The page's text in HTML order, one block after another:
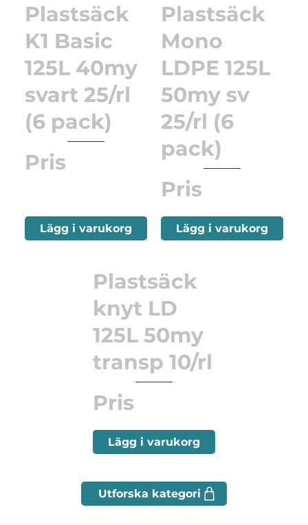
Plastsäck
K1 Basic
125L 40my
svart 25/rl
(6 pack)
Pris
Lägg i varukorg
Plastsäck
Mono
LDPE 125L
50my sv
25/rl (6
pack)
Pris
Lägg i varukorg
Plastsäck
knyt LD
125L 50my
transp 10/rl
Pris
Lägg i varukorg